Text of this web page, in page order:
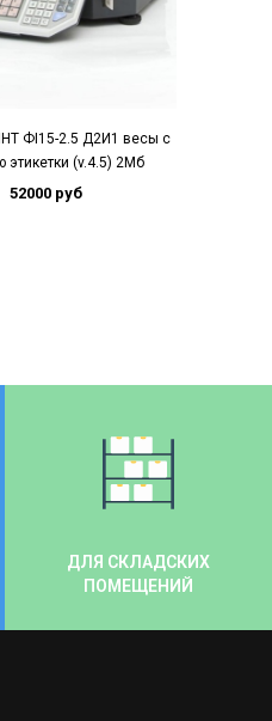
ФI15-2.5 Д2И1 весы с
этикетки (v.4.5) 2Мб
52000 руб
ДЛЯ СКЛАДСКИХ
ПОМЕЩЕНИЙ